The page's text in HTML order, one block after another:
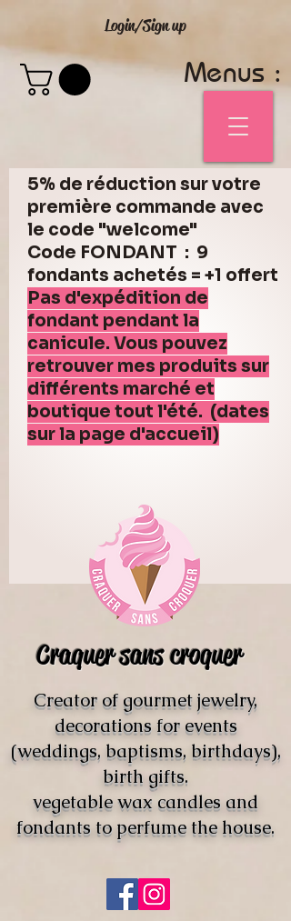
Login/Sign up
Menus :
5% de réduction sur votre
première commande avec
le code "welcome"
Code FONDANT : 9
fondants achetés = +1 offert
Pas d'expédition de
fondant pendant la
canicule. Vous pouvez
retrouver mes produits sur
différents marché et
boutique tout l'été. (dates
sur la page d'accueil)
Craquer sans croquer
Creator of gourmet jewelry,
decorations for events
(weddings, baptisms, birthdays),
birth gifts.
vegetable wax candles and
fondants to perfume the house.